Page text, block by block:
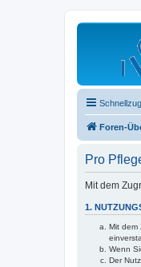
Foren-
Pro
Mit dem
1.
Mit dem
Wenn
Der